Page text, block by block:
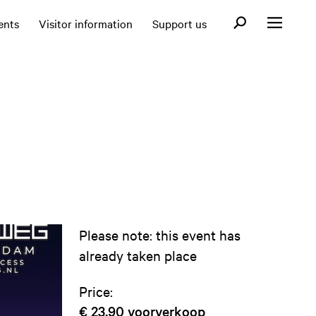
Visitor information Support us Open search
Open menu
Please note: this event has
already taken place
Price:
€ 23,90 voorverkoop